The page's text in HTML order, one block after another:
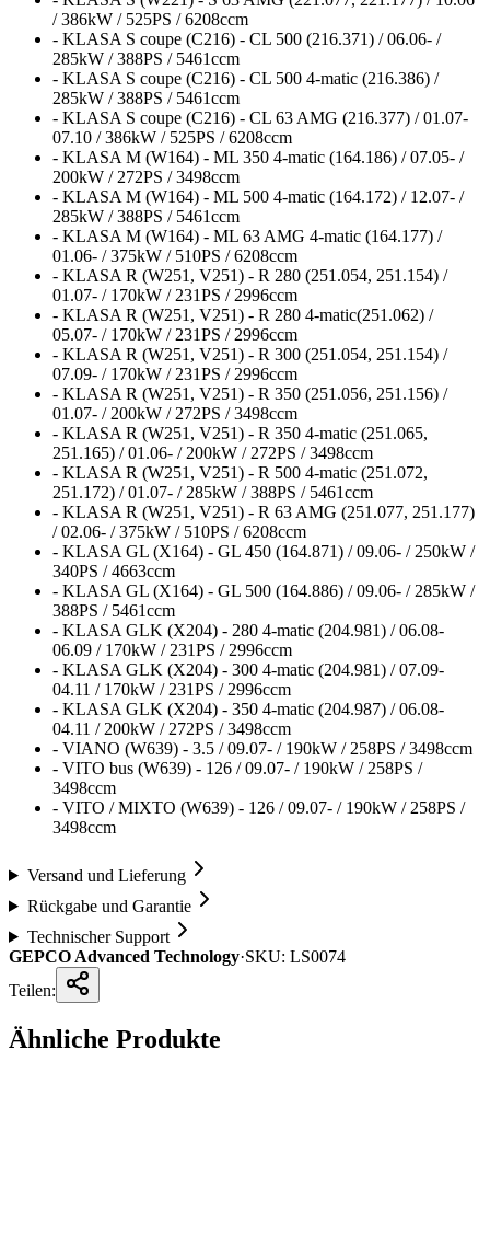
/ 386kW / 525PS / 6208ccm
- KLASA S coupe (C216) - CL 500 (216.371) / 06.06- /
285kW / 388PS / 5461ccm
- KLASA S coupe (C216) - CL 500 4-matic (216.386) /
285kW / 388PS / 5461ccm
- KLASA S coupe (C216) - CL 63 AMG (216.377) / 01.07-
07.10 / 386kW / 525PS / 6208ccm
- KLASA M (W164) - ML 350 4-matic (164.186) / 07.05- /
200kW / 272PS / 3498ccm
- KLASA M (W164) - ML 500 4-matic (164.172) / 12.07- /
285kW / 388PS / 5461ccm
- KLASA M (W164) - ML 63 AMG 4-matic (164.177) /
01.06- / 375kW / 510PS / 6208ccm
- KLASA R (W251, V251) - R 280 (251.054, 251.154) /
01.07- / 170kW / 231PS / 2996ccm
- KLASA R (W251, V251) - R 280 4-matic(251.062) /
05.07- / 170kW / 231PS / 2996ccm
- KLASA R (W251, V251) - R 300 (251.054, 251.154) /
07.09- / 170kW / 231PS / 2996ccm
- KLASA R (W251, V251) - R 350 (251.056, 251.156) /
01.07- / 200kW / 272PS / 3498ccm
- KLASA R (W251, V251) - R 350 4-matic (251.065,
251.165) / 01.06- / 200kW / 272PS / 3498ccm
- KLASA R (W251, V251) - R 500 4-matic (251.072,
251.172) / 01.07- / 285kW / 388PS / 5461ccm
- KLASA R (W251, V251) - R 63 AMG (251.077, 251.177)
/ 02.06- / 375kW / 510PS / 6208ccm
- KLASA GL (X164) - GL 450 (164.871) / 09.06- / 250kW /
340PS / 4663ccm
- KLASA GL (X164) - GL 500 (164.886) / 09.06- / 285kW /
388PS / 5461ccm
- KLASA GLK (X204) - 280 4-matic (204.981) / 06.08-
06.09 / 170kW / 231PS / 2996ccm
- KLASA GLK (X204) - 300 4-matic (204.981) / 07.09-
04.11 / 170kW / 231PS / 2996ccm
- KLASA GLK (X204) - 350 4-matic (204.987) / 06.08-
04.11 / 200kW / 272PS / 3498ccm
- VIANO (W639) - 3.5 / 09.07- / 190kW / 258PS / 3498ccm
- VITO bus (W639) - 126 / 09.07- / 190kW / 258PS /
3498ccm
- VITO / MIXTO (W639) - 126 / 09.07- / 190kW / 258PS /
3498ccm
Versand und Lieferung
Rückgabe und Garantie
Technischer Support
GEPCO Advanced Technology·SKU: LS0074
Teilen:
Ähnliche Produkte